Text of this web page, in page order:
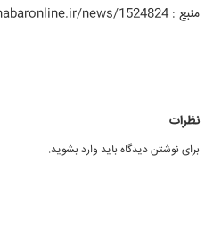
منبع : khabaronline.ir/news/1524824
نظرات
برای نوشتن دیدگاه باید وارد بشوید.